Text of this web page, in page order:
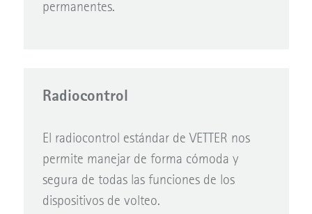
permanentes.
Radiocontrol
El radiocontrol estándar de VETTER nos
permite manejar de forma cómoda y
segura de todas las funciones de los
dispositivos de volteo.